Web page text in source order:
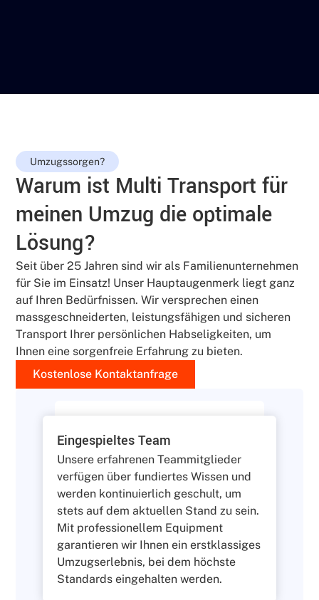
Umzugssorgen?
Warum ist Multi Transport für
meinen Umzug die optimale
Lösung?
Seit über 25 Jahren sind wir als Familienunternehmen
für Sie im Einsatz! Unser Hauptaugenmerk liegt ganz
auf Ihren Bedürfnissen. Wir versprechen einen
massgeschneiderten, leistungsfähigen und sicheren
Transport Ihrer persönlichen Habseligkeiten, um
Ihnen eine sorgenfreie Erfahrung zu bieten.
Kostenlose Kontaktanfrage
Eingespieltes Team
Unsere erfahrenen Teammitglieder
verfügen über fundiertes Wissen und
werden kontinuierlich geschult, um
stets auf dem aktuellen Stand zu sein.
Mit professionellem Equipment
garantieren wir Ihnen ein erstklassiges
Umzugserlebnis, bei dem höchste
Standards eingehalten werden.